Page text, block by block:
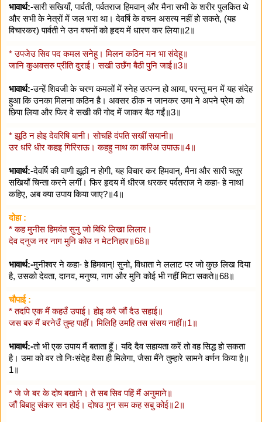
भावार्थ:-सारी सखियाँ, पार्वती, पर्वतराज हिमवान् और मैना सभी के शरीर पुलकित थे
और सभी के नेत्रों में जल भरा था। देवर्षि के वचन असत्य नहीं हो सकते, (यह
विचारकर) पार्वती ने उन वचनों को हृदय में धारण कर लिया॥2॥
* उपजेउ सिव पद कमल सनेहू। मिलन कठिन मन भा संदेहू॥
जानि कुअवसरु प्रीति दुराई। सखी उछँग बैठी पुनि जाई॥3॥
भावार्थ:-उन्हें शिवजी के चरण कमलों में स्नेह उत्पन्न हो आया, परन्तु मन में यह संदेह
हुआ कि उनका मिलना कठिन है। अवसर ठीक न जानकर उमा ने अपने प्रेम को
छिपा लिया और फिर वे सखी की गोद में जाकर बैठ गईं॥3॥
* झूठि न होइ देवरिषि बानी। सोचहिं दंपति सखीं सयानी॥
उर धरि धीर कहइ गिरिराऊ। कहहु नाथ का करिअ उपाऊ॥4॥
भावार्थ:-देवर्षि की वाणी झूठी न होगी, यह विचार कर हिमवान्, मैना और सारी चतुर
सखियाँ चिन्ता करने लगीं। फिर हृदय में धीरज धरकर पर्वतराज ने कहा- हे नाथ!
कहिए, अब क्या उपाय किया जाए?॥4॥
दोहा :
* कह मुनीस हिमवंत सुनु जो बिधि लिखा लिलार।
देव दनुज नर नाग मुनि कोउ न मेटनिहार॥68॥
भावार्थ:-मुनीश्वर ने कहा- हे हिमवान्! सुनो, विधाता ने ललाट पर जो कुछ लिख दिया
है, उसको देवता, दानव, मनुष्य, नाग और मुनि कोई भी नहीं मिटा सकते॥68॥
चौपाई :
* तदपि एक मैं कहउँ उपाई। होइ करै जौं दैउ सहाई॥
जस बरु मैं बरनेउँ तुम्ह पाहीं। मिलिहि उमहि तस संसय नाहीं॥1॥
भावार्थ:-तो भी एक उपाय मैं बताता हूँ। यदि दैव सहायता करें तो वह सिद्ध हो सकता
है। उमा को वर तो निःसंदेह वैसा ही मिलेगा, जैसा मैंने तुम्हारे सामने वर्णन किया है॥
1॥
* जे जे बर के दोष बखाने। ते सब सिव पहिं मैं अनुमाने॥
जौं बिबाहु संकर सन होई। दोषउ गुन सम कह सबु कोई॥2॥